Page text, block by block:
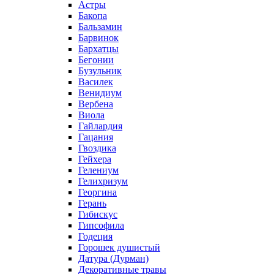
Астры
Бакопа
Бальзамин
Барвинок
Бархатцы
Бегонии
Бузульник
Василек
Венидиум
Вербена
Виола
Гайлардия
Гацания
Гвоздика
Гейхера
Гелениум
Гелихризум
Георгина
Герань
Гибискус
Гипсофила
Годеция
Горошек душистый
Датура (Дурман)
Декоративные травы